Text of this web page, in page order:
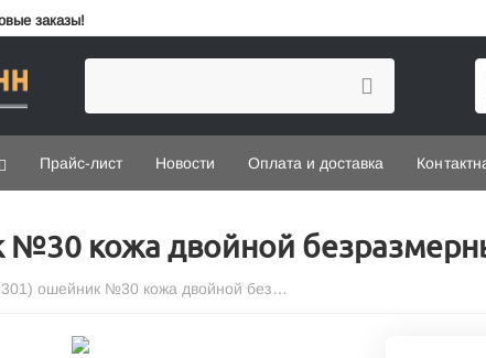
заказы!
Прайс-лист Новости Оплата и доставка
№30 кожа двойной
(мод.301) ошейник №30 кожа двойной безразмерный